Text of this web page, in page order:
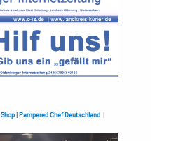
Shop | Pampered Chef Deutschland